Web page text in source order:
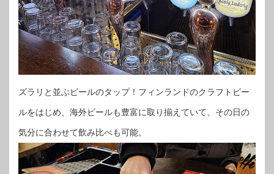
ズラリと並ぶビールのタップ！フィンランドのクラフトビー
ルをはじめ、海外ビールも豊富に取り揃えていて、その日の
気分に合わせて飲み比べも可能。